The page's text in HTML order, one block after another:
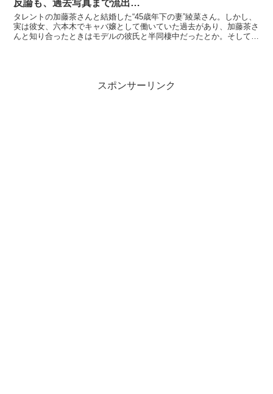
反論も、過去写真まで流出…
タレントの加藤茶さんと結婚した“45歳年下の妻”綾菜さん。しかし、
実は彼女、六本木でキャバ嬢として働いていた過去があり、加藤茶さ
んと知り合ったときはモデルの彼氏と半同棲中だったとか。そして、
スポンサーリンク